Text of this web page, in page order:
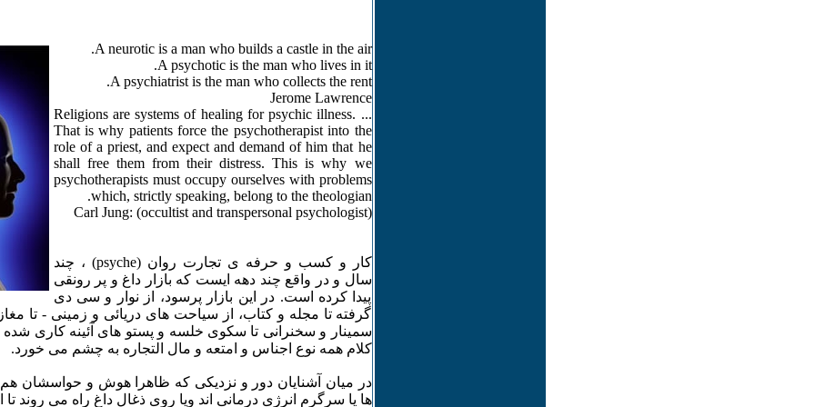
A neurotic is a man who builds a castle in the air.
A psychotic is the man who lives in it.
A psychiatrist is the man who collects the rent.
Jerome Lawrence
Religions are systems of healing for psychic illness. ...
That is why patients force the psychotherapist into the
role of a priest, and expect and demand of him that he
shall free them from their distress. This is why we
psychotherapists must occupy ourselves with problems
which, strictly speaking, belong to the theologian.
Carl Jung: (occultist and transpersonal psychologist)
کار و کسب و حرفه ی تجارت روان (psyche) ، چند
سال و در واقع چند دهه ایست که بازار داغ و پر رونقی
پیدا کرده است. در این بازار پرسود، از نوار و سی دی
گرفته تا مجله و کتاب، از سیاحت های دریائی و زمینی - تا
سمینار و سخنرانی تا سکوی خلسه و پستو های آئینه کاری شده
کلام همه نوع اجناس و امتعه و مال التجاره به چشم می خورد.
در میان آشنایان دور و نزدیکی که ظاهرا هوش و حواسشان
ها یا سرگرم انرژی درمانی اند ویا روی ذغال داغ راه می روند